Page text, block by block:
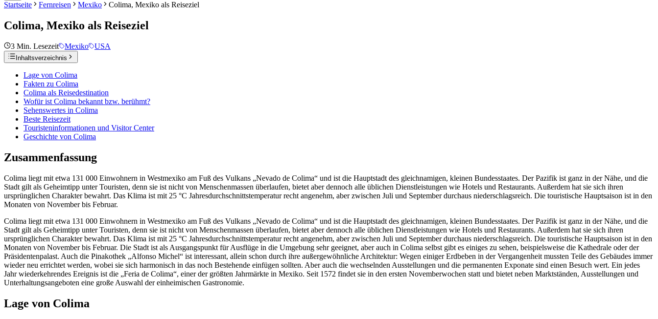
Startseite Fernreisen Mexiko Colima, Mexiko als Reiseziel
Colima, Mexiko als Reiseziel
3 Min. Lesezeit Mexiko USA
Inhaltsverzeichnis
Lage von Colima
Fakten zu Colima
Colima als Reisedestination
Wofür ist Colima bekannt bzw. berühmt?
Sehenswertes in Colima
Beste Reisezeit
Touristeninformationen und Visitor Center
Geschichte von Colima
Zusammenfassung
Colima liegt mit etwa 131 000 Einwohnern in Westmexiko am Fuß des Vulkans „Nevado de Colima“ und ist die Hauptstadt des gleichnamigen, kleinen Bundesstaates. Der Pazifik ist ganz in der Nähe, und die
Stadt gilt als Geheimtipp unter Touristen, denn sie ist nicht von Menschenmassen überlaufen, bietet aber dennoch alle üblichen Dienstleistungen wie Hotels und Restaurants. Außerdem hat sie sich ihren
ursprünglichen Charakter bewahrt. Das Klima ist mit 25 °C Jahresdurchschnittstemperatur recht angenehm, aber zwischen Juli und September durchaus niederschlagsreich. Die touristische Hauptsaison ist in den
Monaten von November bis Februar.
Colima liegt mit etwa 131 000 Einwohnern in Westmexiko am Fuß des Vulkans „Nevado de Colima“ und ist die Hauptstadt des gleichnamigen, kleinen Bundesstaates. Der Pazifik ist ganz in der Nähe, und die
Stadt gilt als Geheimtipp unter Touristen, denn sie ist nicht von Menschenmassen überlaufen, bietet aber dennoch alle üblichen Dienstleistungen wie Hotels und Restaurants. Außerdem hat sie sich ihren
ursprünglichen Charakter bewahrt. Das Klima ist mit 25 °C Jahresdurchschnittstemperatur recht angenehm, aber zwischen Juli und September durchaus niederschlagsreich. Die touristische Hauptsaison ist in den
Monaten von November bis Februar. Die Stadt ist als Ausgangspunkt für Ausflüge in die Umgebung sehr geeignet, aber auch in Colima selbst gibt es einiges zu sehen, beispielsweise die Kathedrale oder der
Präsidentenpalast. Auch die Pinakothek „Alfonso Michel“ ist interessant, allein schon durch ihre außergewöhnliche Architektur: Wegen einiger Erdbeben in der Vergangenheit mussten Teile des Gebäudes immer
wieder neu errichtet werden, wobei sie sich harmonisch in das noch Bestehende einfügen sollten. Aber auch die wechselnden Ausstellungen und die permanenten Exponate sind einen Besuch wert. Ein jedes
Jahr wiederkehrendes Ereignis ist die „Feria de Colima“, einer der größten Jahrmärkte in Mexiko. Seit 1572 findet sie in den ersten Novemberwochen statt und bietet neben Marktständen, Ausstellungen und
Unterhaltungsangeboten eine große Auswahl der einheimischen Gastronomie.
Lage von Colima